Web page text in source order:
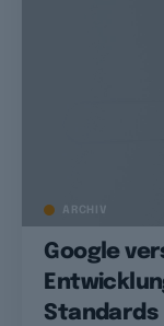
ARCHIV
Google
Standards